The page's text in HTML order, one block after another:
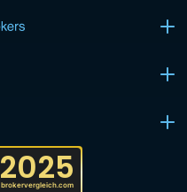
2025
brokervergleich.com